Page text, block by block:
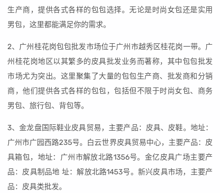
生产商，提供各式各样的包包选择。无论是时尚女包还是实用
男包，这里都能满足你的需求。
2、广州桂花岗包包批发市场位于广州市越秀区桂花岗一带。广
州桂花岗地区以其繁多的皮具批发业务而著称，其中包包批发
市场尤为突出。这里聚集了大量的包包生产商、批发商和分销
商，他们提供各式各样的包包，包括但不限于时尚女包、商务
男包、旅行包、背包等。
3、金龙盘国际鞋业皮具贸易，主要产品：皮具、皮鞋。地址：
广州市广园西路235号。白云世界皮具贸易中心，主要产品：皮
具箱包，地址：广州市解放北路1356号。金亿皮具广场主要产
品：皮具制品地 址：解放北路1453号。新兴皮具市场，主要产
品：皮具类批发。